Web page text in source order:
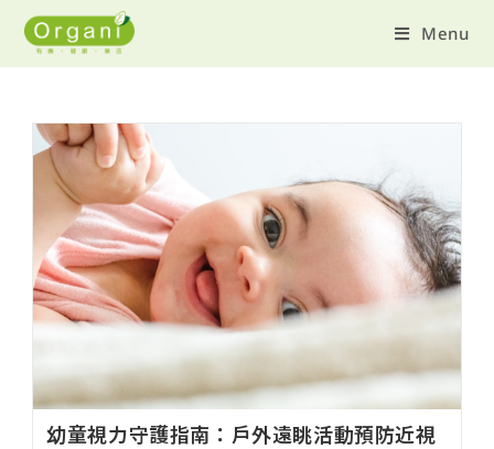
Menu
幼童視力守護指南：戶外遠眺活動預防近視